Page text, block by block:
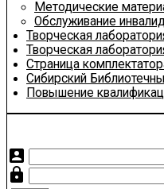
Методические
Обслуживание
Творческая
Творческая
Страница
Сибирский
Повышение
account_box
lock